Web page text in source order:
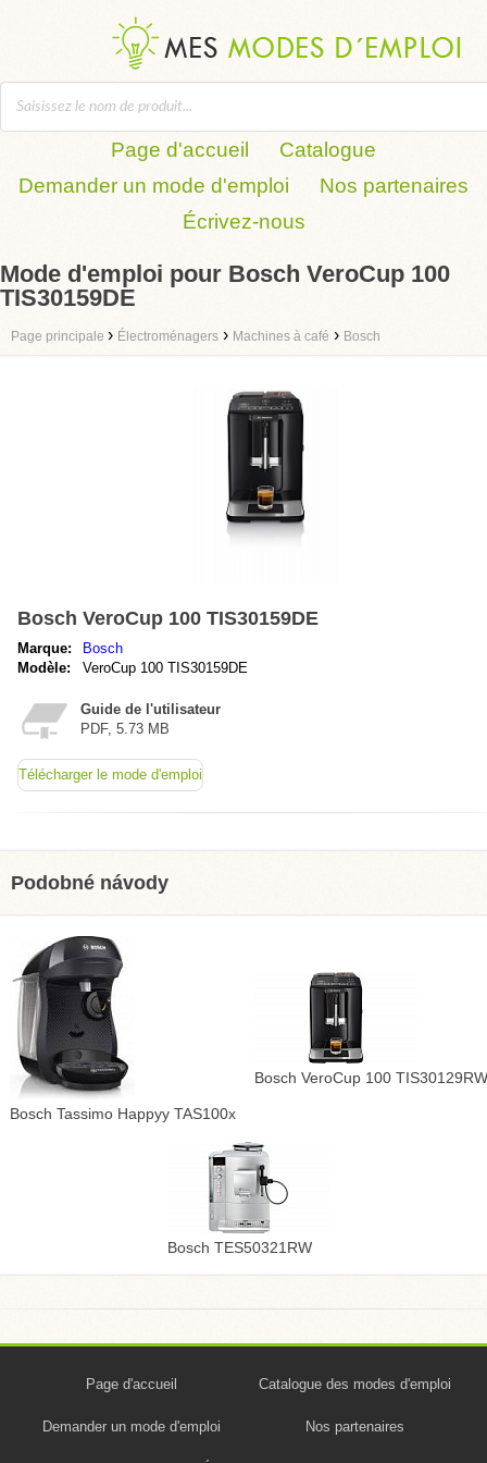
Page d'accueil
Catalogue
Demander un mode d'emploi
Nos partenaires
Écrivez-nous
Mode d'emploi pour Bosch VeroCup 100
TIS30159DE
Page principale › Électroménagers › Machines à café › Bosch
Bosch VeroCup 100 TIS30159DE
Marque:
Bosch
Modèle:
VeroCup 100 TIS30159DE
Guide de l'utilisateur
PDF, 5.73 MB
Télécharger le mode d'emploi
Podobné návody
Bosch Tassimo Happyy TAS100x
Bosch VeroCup 100 TIS30129RW
Bosch TES50321RW
Page d'accueil Catalogue des modes d'emploi
Demander un mode d'emploi Nos partenaires